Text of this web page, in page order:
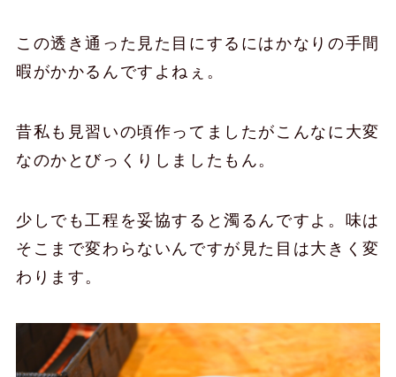
この透き通った見た目にするにはかなりの手間
暇がかかるんですよねぇ。
昔私も見習いの頃作ってましたがこんなに大変
なのかとびっくりしましたもん。
少しでも工程を妥協すると濁るんですよ。味は
そこまで変わらないんですが見た目は大きく変
わります。